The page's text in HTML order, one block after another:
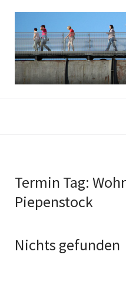
Termin Tag:
Piepenstock
Nichts gefunden